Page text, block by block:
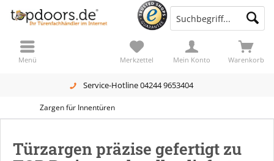
Service-Hotline 04244 9653404
Warenkorb
Merkzettel Mein Konto
Menü
Zargen für Innentüren
Türzargen präzise gefertigt zu